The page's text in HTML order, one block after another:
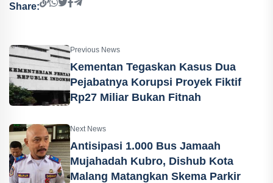
Share:
Previous News
Kementan Tegaskan Kasus Dua
Pejabatnya Korupsi Proyek Fiktif
Rp27 Miliar Bukan Fitnah
Next News
Antisipasi 1.000 Bus Jamaah
Mujahadah Kubro, Dishub Kota
Malang Matangkan Skema Parkir